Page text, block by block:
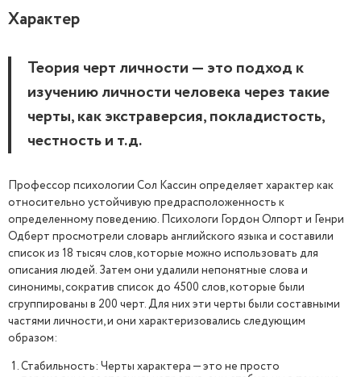
Характер
Теория черт личности — это подход к
изучению личности человека через такие
черты, как экстраверсия, покладистость,
честность и т.д.
Профессор психологии Сол Кассин определяет характер как
относительно устойчивую предрасположенность к
определенному поведению. Психологи Гордон Олпорт и Генри
Одберт просмотрели словарь английского языка и составили
список из 18 тысяч слов, которые можно использовать для
описания людей. Затем они удалили непонятные слова и
синонимы, сократив список до 4500 слов, которые были
сгруппированы в 200 черт. Для них эти черты были составными
частями личности, и они характеризовались следующим
образом:
Стабильность: Черты характера — это не просто